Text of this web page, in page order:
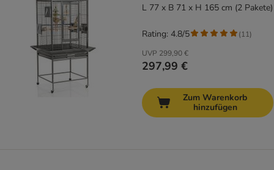
L 77 x B 71 x H 165 cm (2 Pakete)
UVP 299,90 €
297,99 €
Rating: 4.8/5 (11)
Zum Warenkorb
hinzufügen